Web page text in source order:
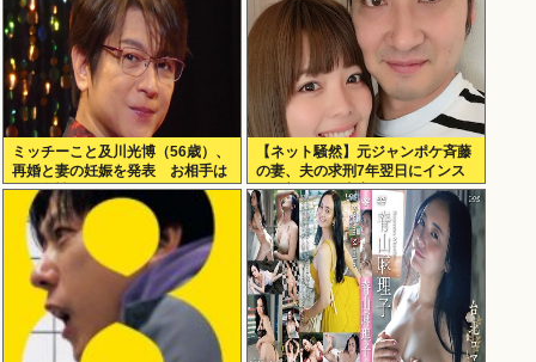
ミッチーこと及川光博（56歳）、
再婚と妻の妊娠を発表 お相手は
一般女性
【ネット騒然】元ジャンポケ斉藤
の妻、夫の求刑7年翌日にインス
タ更新！その内容がガチでヤバす
ぎる…